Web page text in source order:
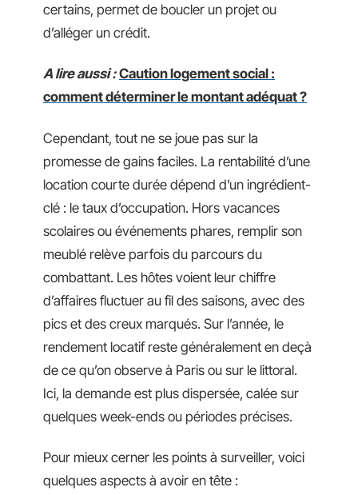
certains, permet de boucler un projet ou
d’alléger un crédit.
A lire aussi : Caution logement social :
comment déterminer le montant adéquat ?
Cependant, tout ne se joue pas sur la
promesse de gains faciles. La rentabilité d’une
location courte durée dépend d’un ingrédient-
clé : le taux d’occupation. Hors vacances
scolaires ou événements phares, remplir son
meublé relève parfois du parcours du
combattant. Les hôtes voient leur chiffre
d’affaires fluctuer au fil des saisons, avec des
pics et des creux marqués. Sur l’année, le
rendement locatif reste généralement en deçà
de ce qu’on observe à Paris ou sur le littoral.
Ici, la demande est plus dispersée, calée sur
quelques week-ends ou périodes précises.
Pour mieux cerner les points à surveiller, voici
quelques aspects à avoir en tête :